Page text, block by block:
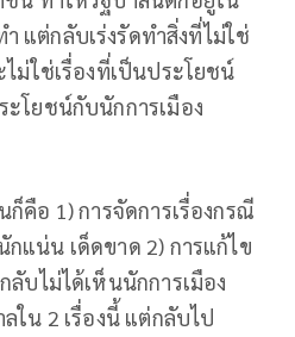
แต่กลับเร่งรัดทำสิ่งที่ไม่ใช่
ไม่ใช่เรื่องที่เป็นประโยชน์
โยชน์กับนักการเมือง
คือ 1) การจัดการเรื่องกรณี
น่น เด็ดขาด 2) การแก้ไข
บไม่ได้เห็นนักการเมือง
ใน 2 เรื่องนี้ แต่กลับไป